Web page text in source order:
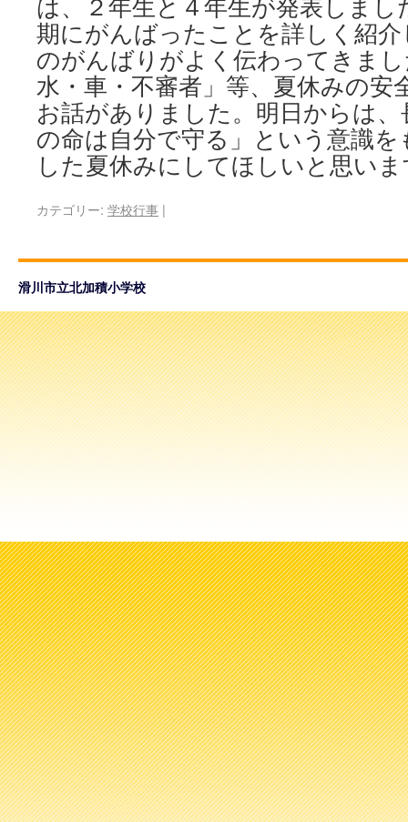
は、２年生と４年生が発表しま
期にがんばったことを詳しく紹
のがんばりがよく伝わってきま
水・車・不審者」等、夏休みの安
お話がありました。明日からは
の命は自分で守る」という意識
した夏休みにしてほしいと思い
カテゴリー: 学校行事 |
滑川市立北加積小学校